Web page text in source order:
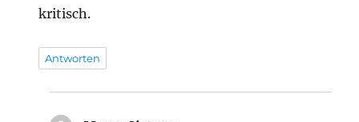
kritisch.
Antworten